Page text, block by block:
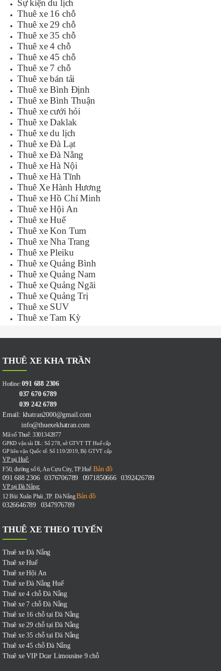
Sự kiện du lịch
Thuê xe 16 chỗ
Thuê xe 29 chỗ
Thuê xe 35 chỗ
Thuê xe 4 chỗ
Thuê xe 45 chỗ
Thuê xe 7 chỗ
Thuê xe bán tải
Thuê xe Bình Định
Thuê xe Bình Thuận
Thuê xe cưới hỏi
Thuê xe Daklak
Thuê xe du lịch
Thuê xe Đà Lạt
Thuê xe Đà Nẵng
Thuê xe Hà Nội
Thuê xe Hà Tĩnh
Thuê Xe Hành Hương
Thuê xe Hồ Chí Minh
Thuê xe Hội An
Thuê xe Huế
Thuê xe Kon Tum
Thuê xe Nha Trang
Thuê xe Pleiku
Thuê xe Quảng Bình
Thuê xe Quảng Nam
Thuê xe Quảng Ngãi
Thuê xe Quảng Trị
Thuê xe SUV
Thuê xe Tam Kỳ
THUÊ XE KHA TRẦN
Hotline:091 688 2306
037 670 6789
039 242 6789
Email: khatran2000@gmail.com
info@thuexekhatran.com
Mã số Thuế: 3301342877
GPKD vận tải DL: Số 278, sở GTVT TT Huế cấp
GP liên vận Quốc tế: Số 110/2019, Bộ GTVT cấp
VP tại Huế:
F50, đường số 6, An Cựu City, TP.HuếBản đồ
091 688 2306
-0376706789 0971850666 -0392426789
VP tại Đà Nẵng:
12 Bùi Xuân Phái ,TP. Đà NẵngBản đồ
0326646789
0347976789
THUÊ XE THEO TUYẾN
Thuê xe Đà Nẵng
Thuê xe Huế
Thuê xe Hội An
Thuê xe Đà Nẵng Huế
Thuê xe 4 chỗ Đà Nẵng
Thuê xe 7 chỗ Đà Nẵng
Thuê xe 16 chỗ tại Đà Nẵng
Thuê xe 29 chỗ tại Đà Nẵng
Thuê xe 35 chỗ tại Đà Nẵng
Thuê xe 45 chỗ Đà Nẵng
Thuê xe VIP Dcar Limousine 9 chỗ